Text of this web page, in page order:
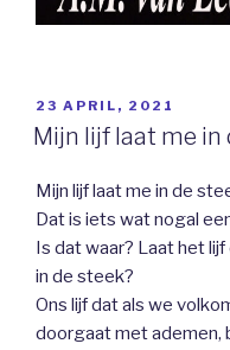
GEPLAATST
OP
23 APRIL, 2021
Mijn lijf laat me in
Mijn lijf laat me in de
Dat is iets wat nogal
Is dat waar? Laat het
in de steek?
Ons lijf dat als we
doorgaat met ademen,